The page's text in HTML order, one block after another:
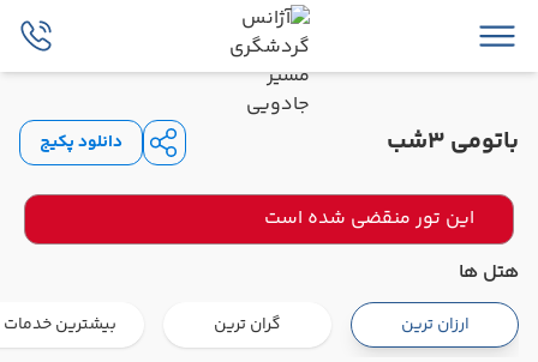
باتومی 3شب دانلود پکیج
این تور منقضی شده است
هتل ها
ارزان ترین گران ترین بیشترین خدمات